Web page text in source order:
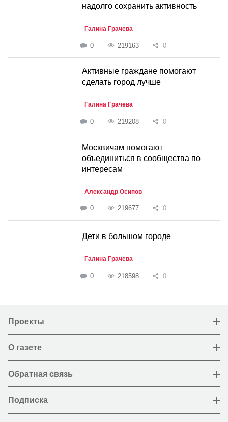
надолго сохранить активность
Галина Грачева
0 219163 0
Активные граждане помогают
сделать город лучше
Галина Грачева
0 219208 0
Москвичам помогают
объединиться в сообщества по
интересам
Александр Осипов
0 219677 0
Дети в большом городе
Галина Грачева
0 218598 0
Проекты
О газете
Обратная связь
Подписка